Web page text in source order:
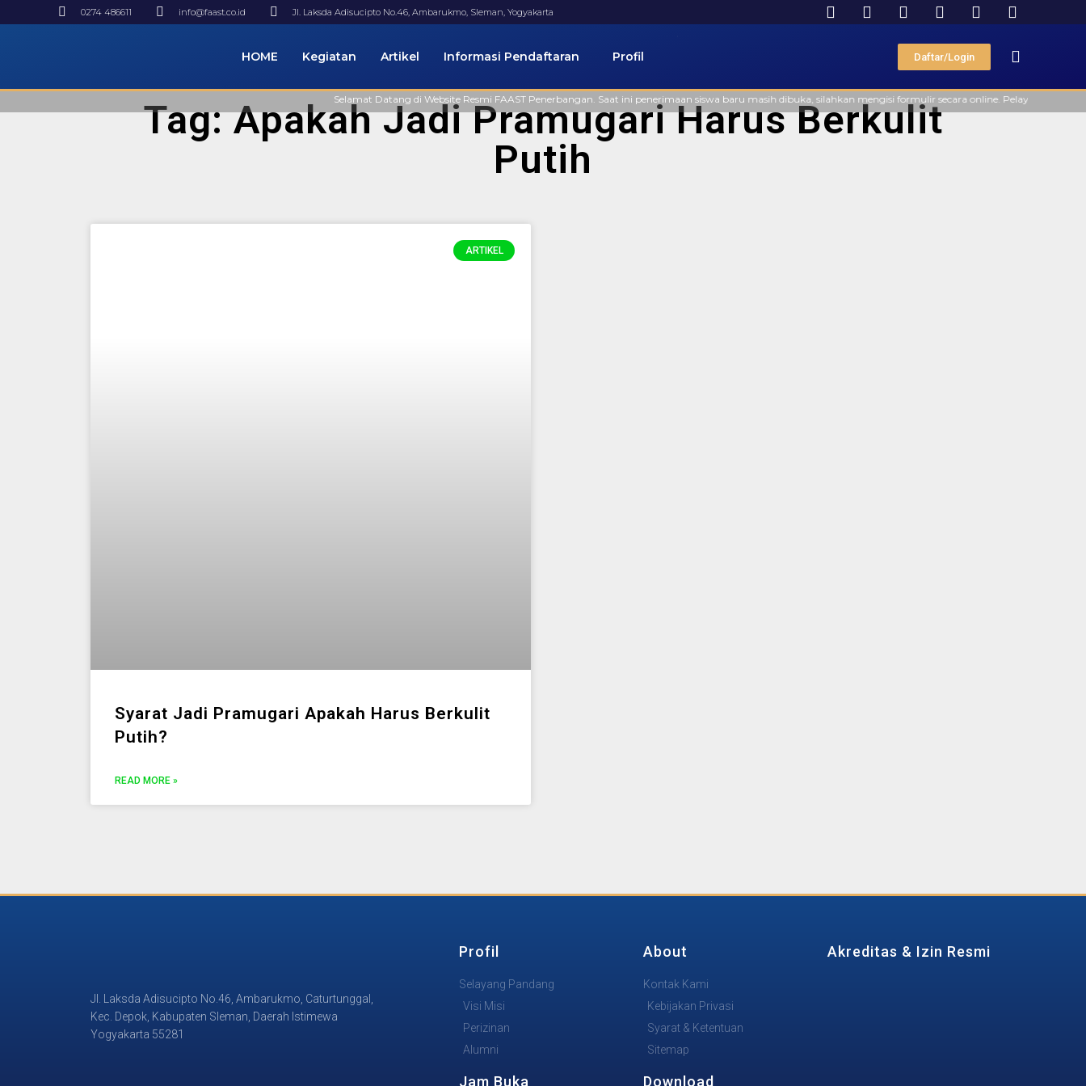
0274 486611 info@faast.co.id Jl. Laksda Adisucipto No.46, Ambarukmo, Sleman, Yogyakarta
HOME Kegiatan Artikel Informasi Pendaftaran Profil Daftar/Login
Selamat Datang di Website Resmi FAAST Penerbangan. Saat ini penerimaan siswa baru masih dibuka, silahkan mengisi formulir secara online. Pelayanan
Tag: Apakah Jadi Pramugari Harus Berkulit
Putih
ARTIKEL
Syarat Jadi Pramugari Apakah Harus Berkulit
Putih?
READ MORE »
Jl. Laksda Adisucipto No.46, Ambarukmo, Caturtunggal,
Kec. Depok, Kabupaten Sleman, Daerah Istimewa
Yogyakarta 55281
Profil
Selayang Pandang
Visi Misi
Perizinan
Alumni
Jam Buka
About
Kontak Kami
Kebijakan Privasi
Syarat & Ketentuan
Sitemap
Download
Akreditas & Izin Resmi